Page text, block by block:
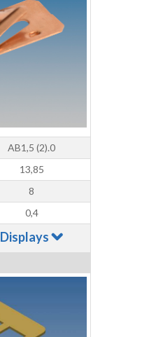
AB1,5 (2).0
13,85
8
0,4
Displays